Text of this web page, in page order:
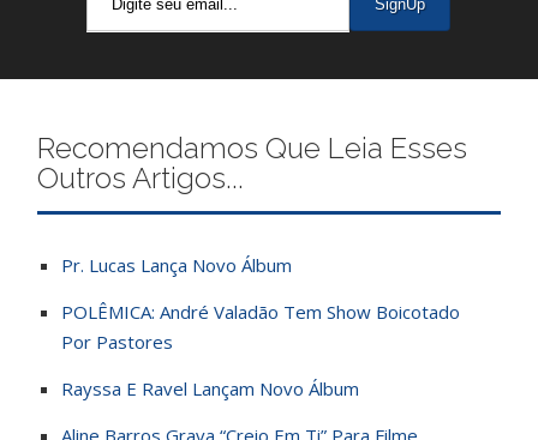
Recomendamos Que Leia Esses
Outros Artigos...
Pr. Lucas Lança Novo Álbum
POLÊMICA: André Valadão Tem Show Boicotado
Por Pastores
Rayssa E Ravel Lançam Novo Álbum